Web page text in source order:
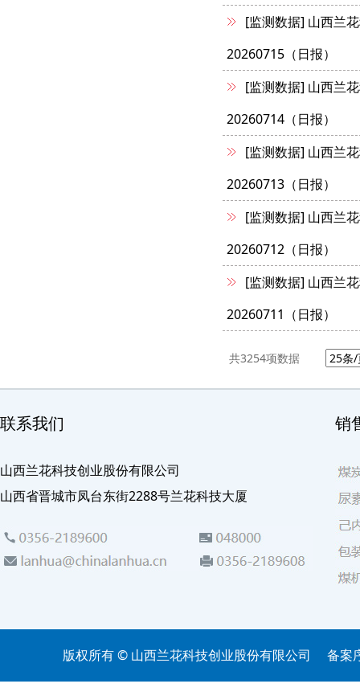
[监测数据] 山西兰
20260715（日报）
[监测数据] 山西兰
20260714（日报）
[监测数据] 山西兰
20260713（日报）
[监测数据] 山西兰
20260712（日报）
[监测数据] 山西兰
20260711（日报）
共3254项数据
联系我们
山西兰花科技创业股份有限公司
山西省晋城市凤台东街2288号兰花科技大厦
销
版权所有 © 山西兰花科技创业股份有限公司 备案